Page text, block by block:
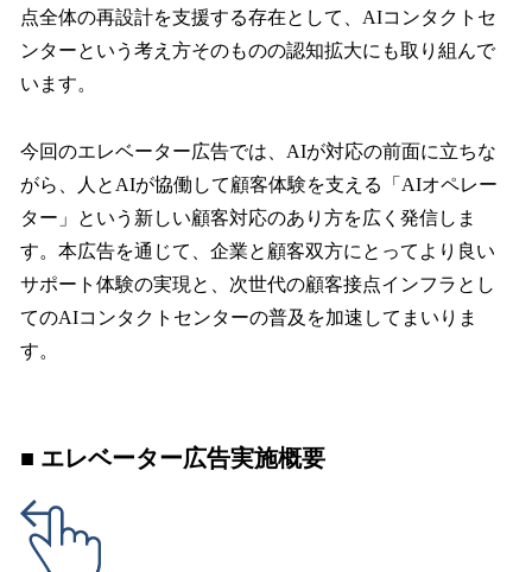
点全体の再設計を支援する存在として、AIコンタクトセ
ンターという考え方そのものの認知拡大にも取り組んで
います。
今回のエレベーター広告では、AIが対応の前面に立ちな
がら、人とAIが協働して顧客体験を支える「AIオペレー
ター」という新しい顧客対応のあり方を広く発信しま
す。本広告を通じて、企業と顧客双方にとってより良い
サポート体験の実現と、次世代の顧客接点インフラとし
てのAIコンタクトセンターの普及を加速してまいりま
す。
■ エレベーター広告実施概要